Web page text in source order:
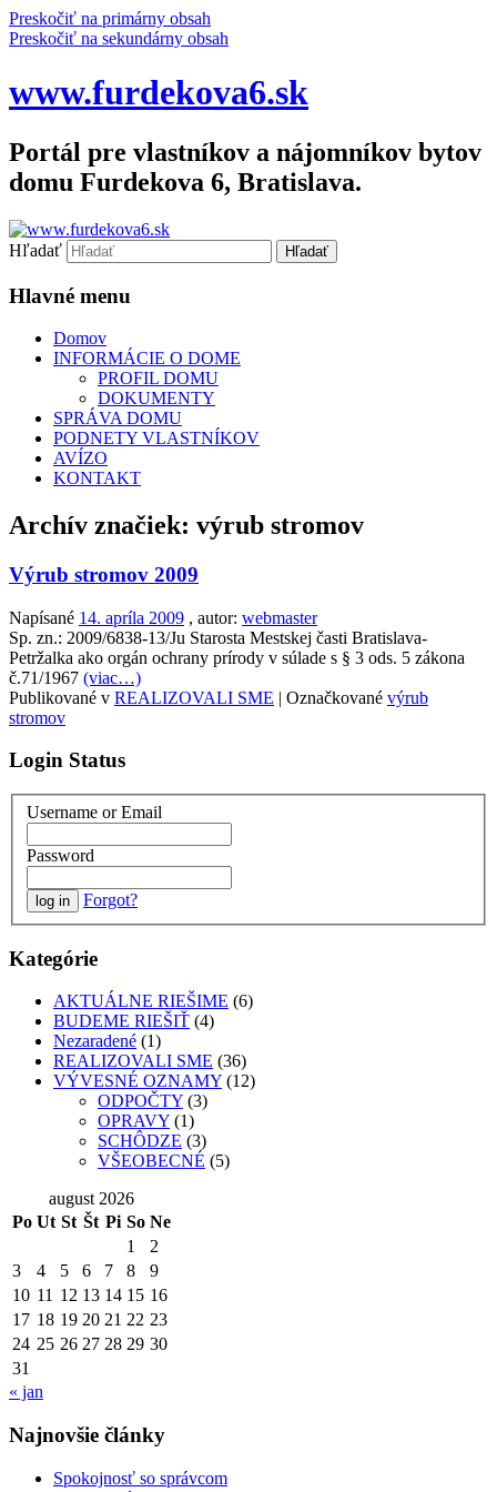
Preskočiť na primárny obsah
Preskočiť na sekundárny obsah
www.furdekova6.sk
Portál pre vlastníkov a nájomníkov bytov
domu Furdekova 6, Bratislava.
Hľadať
Hlavné menu
Domov
INFORMÁCIE O DOME
PROFIL DOMU
DOKUMENTY
SPRÁVA DOMU
PODNETY VLASTNÍKOV
AVÍZO
KONTAKT
Archív značiek: výrub stromov
Výrub stromov 2009
Napísané 14. apríla 2009 , autor: webmaster
Sp. zn.: 2009/6838-13/Ju Starosta Mestskej časti Bratislava-
Petržalka ako orgán ochrany prírody v súlade s § 3 ods. 5 zákona
č.71/1967 (viac…)
Publikované v REALIZOVALI SME | Označkované výrub
stromov
Login Status
Username or Email
Password
Forgot?
Kategórie
AKTUÁLNE RIEŠIME (6)
BUDEME RIEŠIŤ (4)
Nezaradené (1)
REALIZOVALI SME (36)
VÝVESNÉ OZNAMY (12)
ODPOČTY (3)
OPRAVY (1)
SCHÔDZE (3)
VŠEOBECNÉ (5)
august 2026
Po Ut St Št Pi So Ne
1
2
3
4 5 6 7 8
9
10 11 12 13 14 15 16
17 18 19 20 21 22 23
24 25 26 27 28 29 30
31
« jan
Najnovšie články
Spokojnosť so správcom